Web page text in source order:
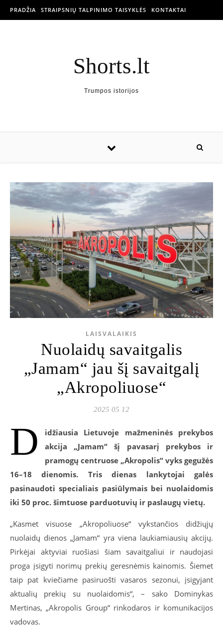
PRADŽIA STRAIPSNIŲ TALPINIMO TAISYKLĖS KONTAKTAI
Shorts.lt
Trumpos istorijos
LAISVALAIKIS
Nuolaidų savaitgalis
„Jamam“ jau šį savaitgalį
„Akropoliuose“
2025 05 12
D
idžiausia Lietuvoje mažmeninės prekybos
akcija „Jamam“ šį pavasarį prekybos ir
pramogų centruose „Akropolis“ vyks gegužės
16–18 dienomis. Tris dienas lankytojai galės
pasinaudoti specialiais pasiūlymais bei nuolaidomis
iki 50 proc. šimtuose parduotuvių ir paslaugų vietų.
„Kasmet visuose „Akropoliuose“ vykstančios didžiųjų
nuolaidų dienos „Jamam“ yra viena laukiamiausių akcijų.
Pirkėjai aktyviai ruošiasi šiam savaitgaliui ir naudojasi
proga įsigyti norimų prekių geresnėmis kainomis. Šiemet
taip pat kviečiame pasiruošti vasaros sezonui, įsigyjant
aktualių prekių su nuolaidomis“, – sako Dominykas
Mertinas, „Akropolis Group“ rinkodaros ir komunikacijos
vadovas.